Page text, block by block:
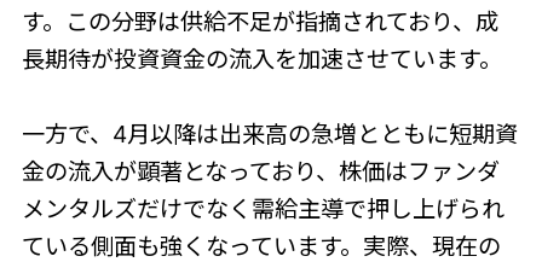
す。この分野は供給不足が指摘されており、成
長期待が投資資金の流入を加速させています。
一方で、4月以降は出来高の急増とともに短期資
金の流入が顕著となっており、株価はファンダ
メンタルズだけでなく需給主導で押し上げられ
ている側面も強くなっています。実際、現在の